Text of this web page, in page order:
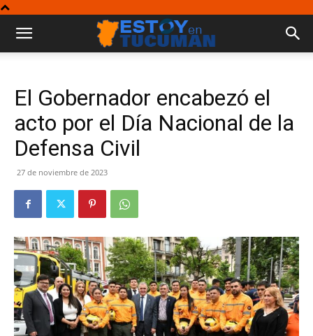
El Gobernador encabezó el
acto por el Día Nacional de la
Defensa Civil
27 de noviembre de 2023